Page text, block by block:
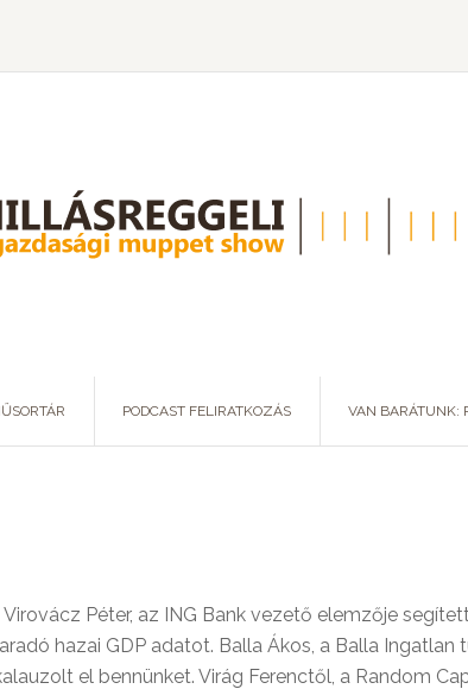
PODCAST FELIRATKOZÁS VAN BARÁTUNK:
Péter, az ING Bank vezető elemzője
hazai GDP adatot. Balla Ákos, a Balla
el bennünket. Virág Ferenctől, a Random